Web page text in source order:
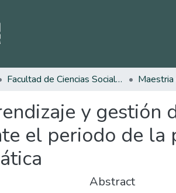
Facultad de Ciencias Sociales y Humanas Maestria
y
el periodo de la
Abstract